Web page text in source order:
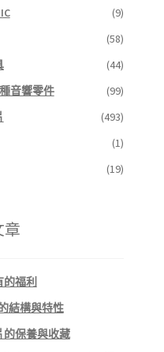
(9)
(58)
(44)
音響零件
(99)
(493)
(1)
(19)
章
福利
結構與特性
的保養與收藏